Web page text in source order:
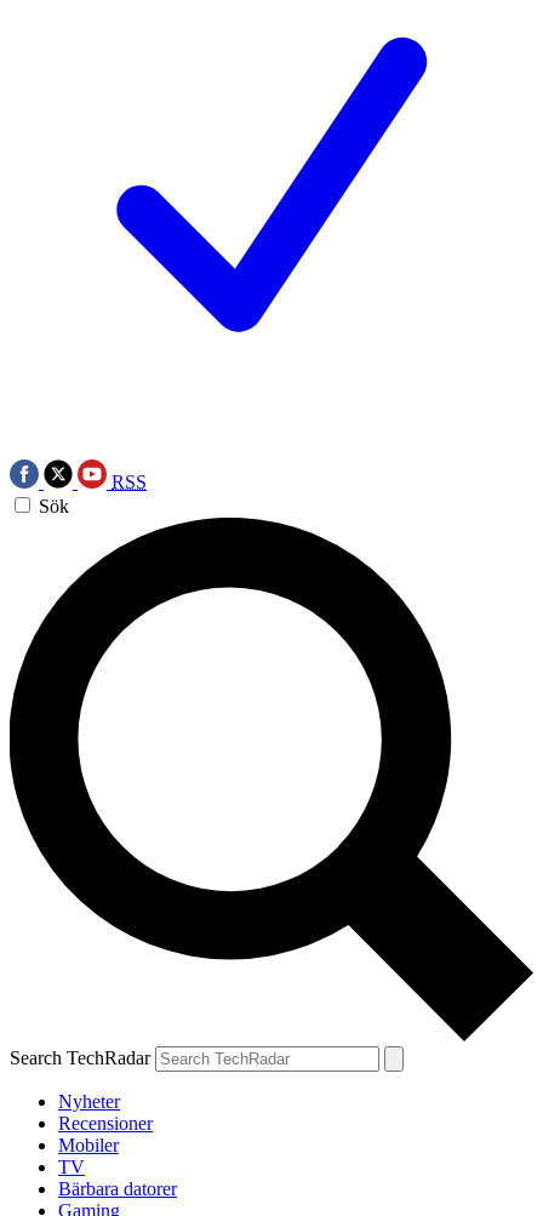
RSS
Sök
Search TechRadar
Nyheter
Recensioner
Mobiler
TV
Bärbara datorer
Gaming